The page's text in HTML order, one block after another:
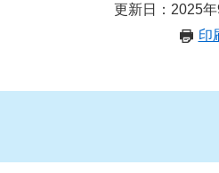
更新日：2025
印